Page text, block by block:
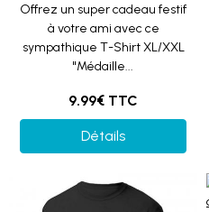
Offrez un super cadeau festif
à votre ami avec ce
sympathique T-Shirt XL/XXL
"Médaille...
9.99€ TTC
Détails